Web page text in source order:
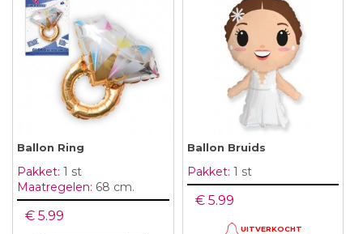
Ballon Ring
Pakket: 1 st
Maatregelen: 68 cm.
€ 5.99
Ballon Bruids
Pakket: 1 st
€ 5.99
UITVERKOCHT